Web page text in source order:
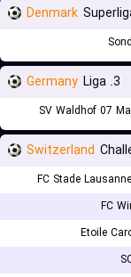
Denmark
Germany 3. Liga
SV Waldhof 07
Switzerland
FC Stade
FC
Etoile